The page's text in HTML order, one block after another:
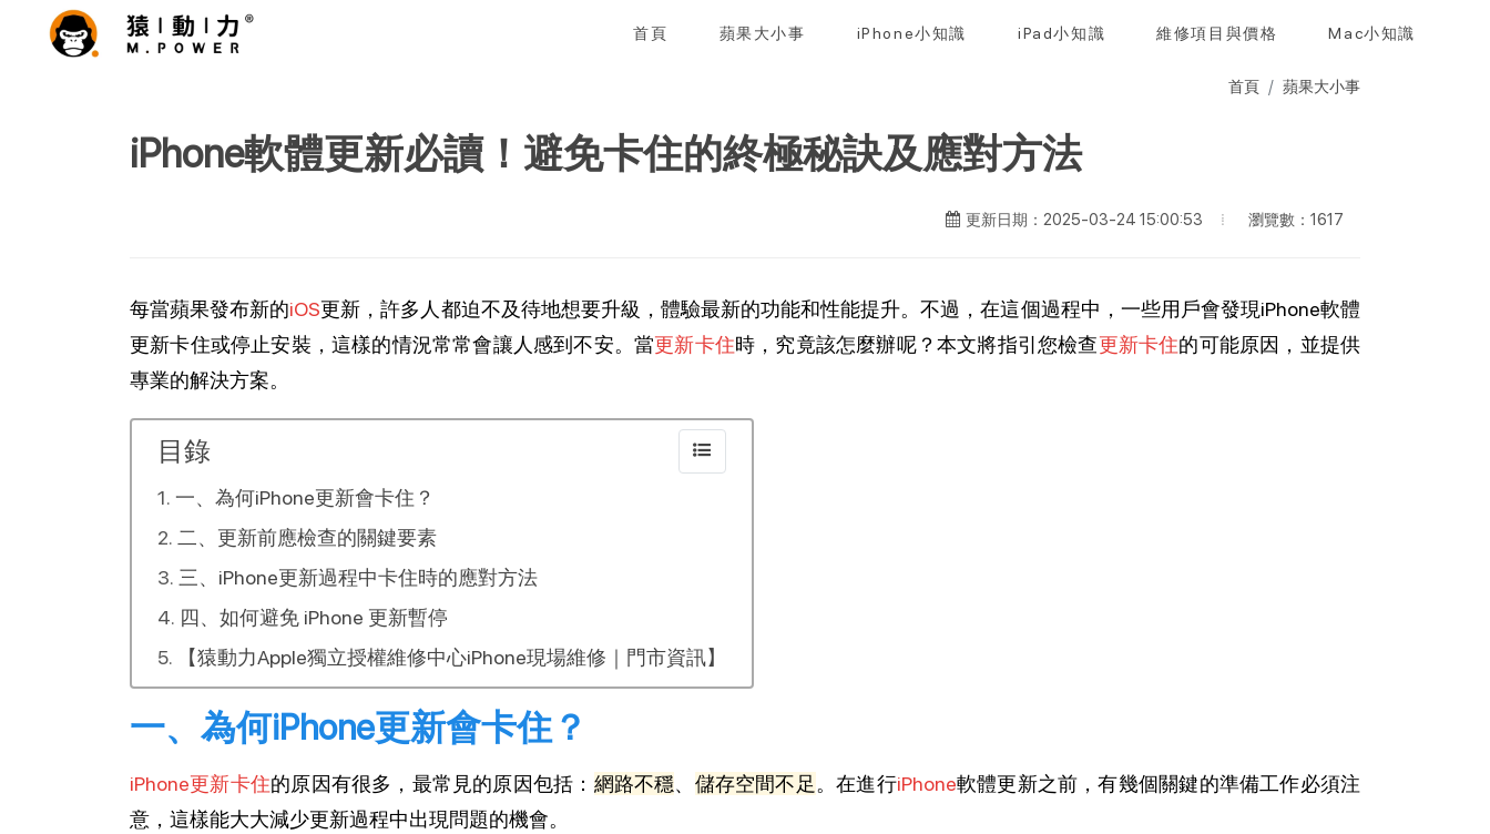
首頁 蘋果大小事 iPhone小知識 iPad小知識 維修項目與價格 Mac小知識
首頁 蘋果大小事
iPhone軟體更新必讀！避免卡住的終極秘訣及應對方法
更新日期：2025-03-24 15:00:53 瀏覽數：1617
每當蘋果發布新的iOS更新，許多人都迫不及待地想要升級，體驗最新的功能和性能提升。不過，在這個過程中，一些用戶會發現iPhone軟體
更新卡住或停止安裝，這樣的情況常常會讓人感到不安。當更新卡住時，究竟該怎麼辦呢？本文將指引您檢查更新卡住的可能原因，並提供
專業的解決方案。
目錄
一、為何iPhone更新會卡住？
二、更新前應檢查的關鍵要素
三、iPhone更新過程中卡住時的應對方法
四、如何避免 iPhone 更新暫停
【猿動力Apple獨立授權維修中心iPhone現場維修｜門市資訊】
一、為何iPhone更新會卡住？
iPhone更新卡住的原因有很多，最常見的原因包括： 網路不穩、 儲存空間不足 。在進行iPhone軟體更新之前，有幾個關鍵的準備工作必須注
意，這樣能大大減少更新過程中出現問題的機會。